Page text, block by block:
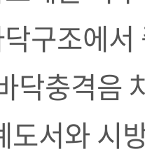
구조에
닥충격음
도서와 시